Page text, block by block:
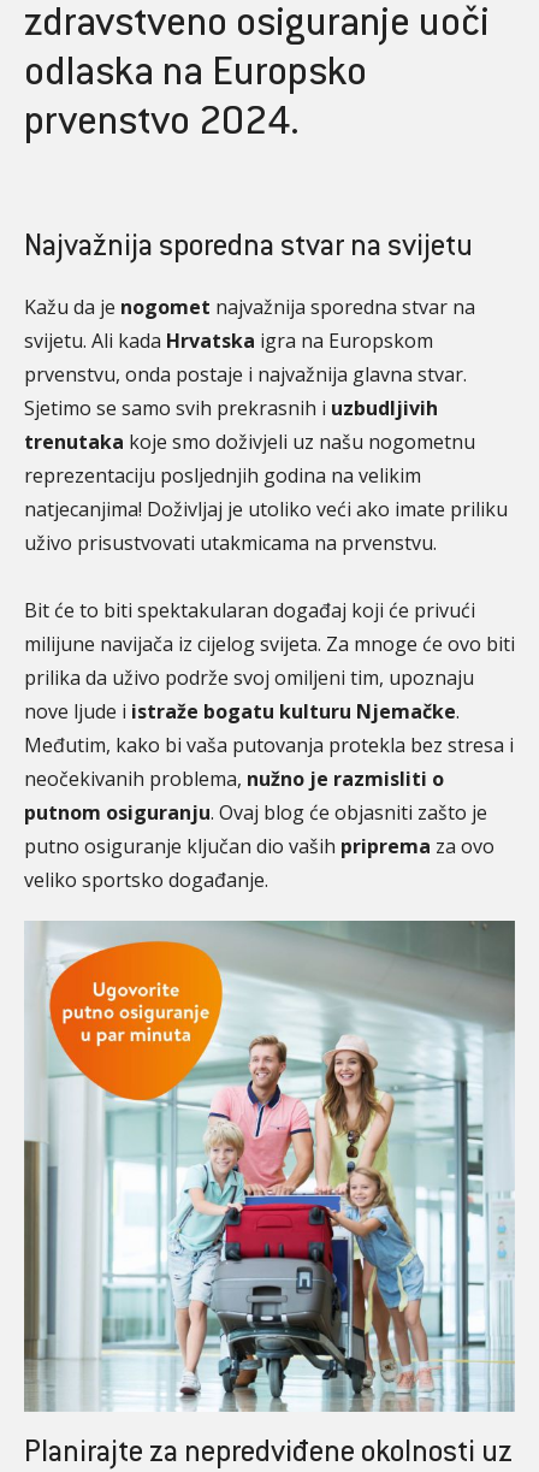
zdravstveno osiguranje uoči
odlaska na Europsko
prvenstvo 2024.
Najvažnija sporedna stvar na svijetu
Kažu da je nogomet najvažnija sporedna stvar na
svijetu. Ali kada Hrvatska igra na Europskom
prvenstvu, onda postaje i najvažnija glavna stvar.
Sjetimo se samo svih prekrasnih i uzbudljivih
trenutaka koje smo doživjeli uz našu nogometnu
reprezentaciju posljednjih godina na velikim
natjecanjima! Doživljaj je utoliko veći ako imate priliku
uživo prisustvovati utakmicama na prvenstvu.
Bit će to biti spektakularan događaj koji će privući
milijune navijača iz cijelog svijeta. Za mnoge će ovo biti
prilika da uživo podrže svoj omiljeni tim, upoznaju
nove ljude i istraže bogatu kulturu Njemačke.
Međutim, kako bi vaša putovanja protekla bez stresa i
neočekivanih problema, nužno je razmisliti o
putnom osiguranju. Ovaj blog će objasniti zašto je
putno osiguranje ključan dio vaših priprema za ovo
veliko sportsko događanje.
Planirajte za nepredviđene okolnosti uz